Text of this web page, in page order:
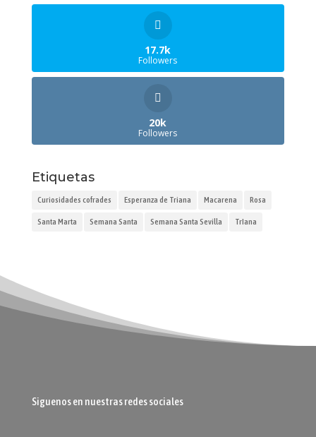
17.7k
Followers
20k
Followers
Etiquetas
Curiosidades cofrades Esperanza de Triana Macarena Rosa
Santa Marta Semana Santa Semana Santa Sevilla TrIana
Siguenos en nuestras redes sociales